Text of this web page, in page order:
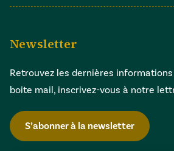
Newsletter
Retrouvez les dernières
boite mail, inscrivez-vous à notre
S’abonner à la newsletter